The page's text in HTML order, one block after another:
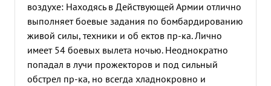
воздухе: Находясь в Действующей Армии отлично
выполняет боевые задания по бомбардированию
живой силы, техники и об ектов пр-ка. Лично
имеет 54 боевых вылета ночью. Неоднократно
попадал в лучи прожекторов и под сильный
обстрел пр-ка, но всегда хладнокровно и